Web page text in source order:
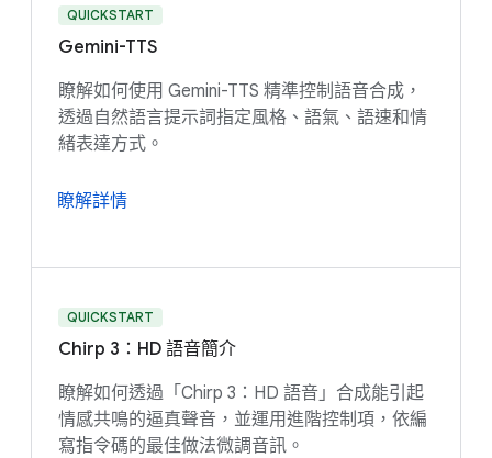
QUICKSTART
Gemini-TTS
瞭解如何使用 Gemini-TTS 精準控制語音合成，
透過自然語言提示詞指定風格、語氣、語速和情
緒表達方式。
瞭解詳情
QUICKSTART
Chirp 3：HD 語音簡介
瞭解如何透過「Chirp 3：HD 語音」合成能引起
情感共鳴的逼真聲音，並運用進階控制項，依編
寫指令碼的最佳做法微調音訊。